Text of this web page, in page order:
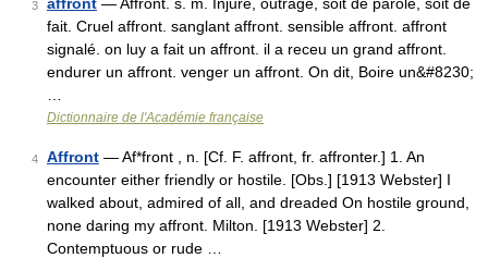
3
fait. Cruel affront. sanglant affront. sensible affront. affront
signalé. on luy a fait un affront. il a receu un grand affront.
endurer un affront. venger un affront. On dit, Boire un&#8230;
Dictionnaire de l'Académie française
4 Affront — Af*front , n. [Cf. F. affront, fr. affronter.] 1. An
encounter either friendly or hostile. [Obs.] [1913 Webster] I
walked about, admired of all, and dreaded On hostile ground,
none daring my affront. Milton. [1913 Webster] 2.
Contemptuous or rude …